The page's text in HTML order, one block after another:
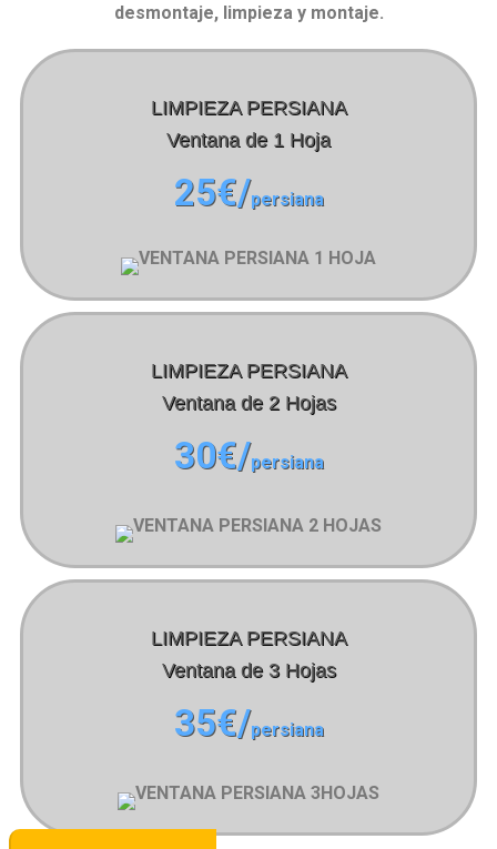
desmontaje, limpieza y montaje.
LIMPIEZA PERSIANA
Ventana de 1 Hoja
25€/persiana
LIMPIEZA PERSIANA
Ventana de 2 Hojas
30€/persiana
LIMPIEZA PERSIANA
Ventana de 3 Hojas
35€/persiana